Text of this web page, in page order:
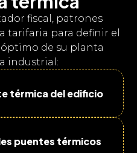
fiscal, patrones
tarifaria para definir el
de su planta
industrial:
térmica del edificio
puentes térmicos